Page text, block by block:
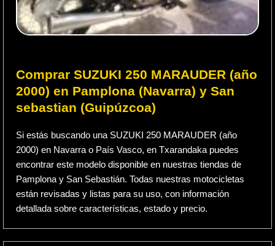
Comprar SUZUKI 250 MARAUDER (año
2000) en Pamplona (Navarra) y San
sebastian (Guipúzcoa)
Si estás buscando una SUZUKI 250 MARAUDER (año
2000) en Navarra o País Vasco, en Txarandaka puedes
encontrar este modelo disponible en nuestras tiendas de
Pamplona y San Sebastián. Todas nuestras motocicletas
están revisadas y listas para su uso, con información
detallada sobre características, estado y precio.